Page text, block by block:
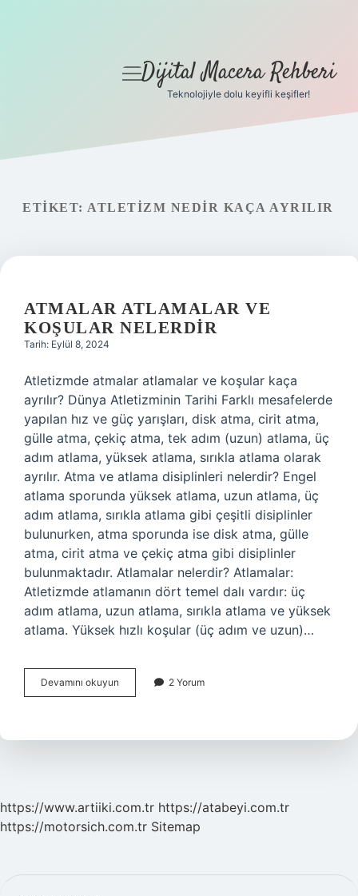
Gizlilik Politikası
menüyü
Dijital Macera Rehberi
Teknolojiyle dolu keyifli keşifler!
ETIKET: ATLETIZM NEDIR KAÇA AYRILIR
ATMALAR ATLAMALAR VE
KOŞULAR NELERDIR
Tarih: Eylül 8, 2024
Atletizmde atmalar atlamalar ve koşular kaça
ayrılır? Dünya Atletizminin Tarihi Farklı mesafelerde
yapılan hız ve güç yarışları, disk atma, cirit atma,
gülle atma, çekiç atma, tek adım (uzun) atlama, üç
adım atlama, yüksek atlama, sırıkla atlama olarak
ayrılır. Atma ve atlama disiplinleri nelerdir? Engel
atlama sporunda yüksek atlama, uzun atlama, üç
adım atlama, sırıkla atlama gibi çeşitli disiplinler
bulunurken, atma sporunda ise disk atma, gülle
atma, cirit atma ve çekiç atma gibi disiplinler
bulunmaktadır. Atlamalar nelerdir? Atlamalar:
Atletizmde atlamanın dört temel dalı vardır: üç
adım atlama, uzun atlama, sırıkla atlama ve yüksek
atlama. Yüksek hızlı koşular (üç adım ve uzun)…
Devamını okuyun
Atlamalar
Nelerdir
2 Yorum
https://www.artiiki.com.tr https://atabeyi.com.tr
https://motorsich.com.tr Sitemap